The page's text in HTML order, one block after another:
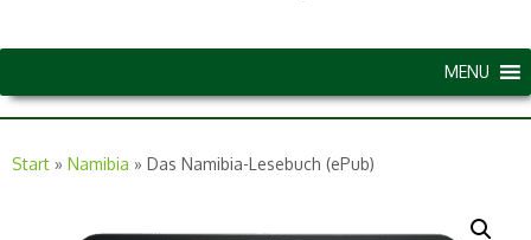
MENU
Start » Namibia » Das Namibia-Lesebuch (ePub)